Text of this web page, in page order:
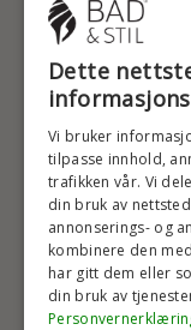
2100
Dette
Vi bruker
tilpasse innhold,
trafikken vår. Vi
din bruk av
annonserings- og
kombinere den
har gitt dem eller
din bruk av